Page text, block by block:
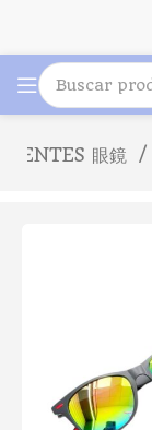
LENTES 眼鏡